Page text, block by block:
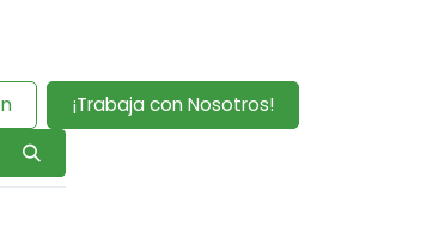
¡Trabaja con Nosotros!